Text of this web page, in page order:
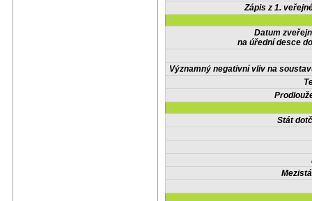
Zápis z 1.
Datum
na úřední desce
Významný negativní vliv na
Stát